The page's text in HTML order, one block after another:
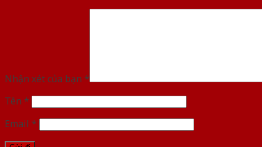
Nhận xét của bạn *
Tên *
Email *